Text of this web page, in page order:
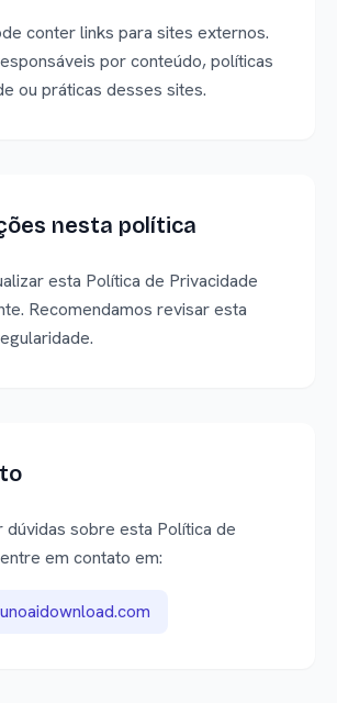
conter links para sites externos.
por conteúdo, políticas
ou práticas desses sites.
nesta política
esta Política de Privacidade
Recomendamos revisar esta
dúvidas sobre esta Política de
em contato em: